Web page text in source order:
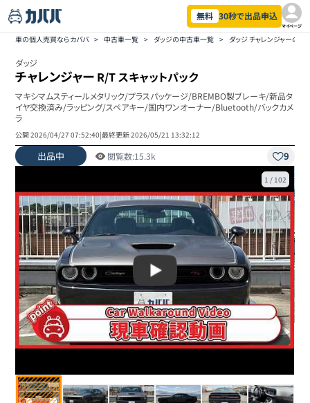
無料 30秒で出品申込
マイページ
車の個人売買ならカババ > 中古車一覧 > ダッジの中古車一覧 > ダッジ チャレンジャーの
ダッジ
チャレンジャー R/T スキャットパック
マキシマムスティールメタリック/プラスパッケージ/BREMBO製ブレーキ/新品タ
イヤ交換済み/ラッピング/スペアキー/国内ワンオーナー/Bluetooth/バックカメ
ラ
公開2026/04/27 07:52:40|最終更新2026/05/21 13:32:12
出品中 閲覧数:15.3k 9
1 / 102